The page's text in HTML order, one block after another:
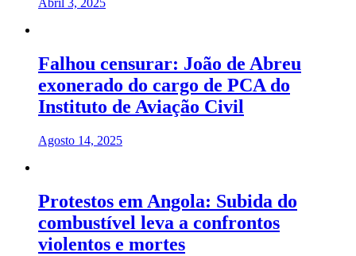
Abril 3, 2025
Falhou censurar: João de Abreu
exonerado do cargo de PCA do
Instituto de Aviação Civil
Agosto 14, 2025
Protestos em Angola: Subida do
combustível leva a confrontos
violentos e mortes